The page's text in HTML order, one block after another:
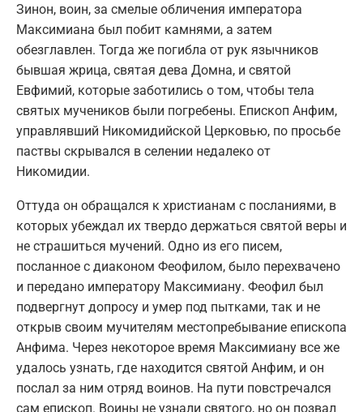
Зинон, воин, за смелые обличения императора
Максимиана был побит камнями, а затем
обезглавлен. Тогда же погибла от рук язычников
бывшая жрица, святая дева Домна, и святой
Евфимий, которые заботились о том, чтобы тела
святых мучеников были погребены. Епископ Анфим,
управлявший Никомидийской Церковью, по просьбе
паствы скрывался в селении недалеко от
Никомидии.
Оттуда он обращался к христианам с посланиями, в
которых убеждал их твердо держаться святой веры и
не страшиться мучений. Одно из его писем,
посланное с диаконом Феофилом, было перехвачено
и передано императору Максимиану. Феофил был
подвергнут допросу и умер под пытками, так и не
открыв своим мучителям местопребывание епископа
Анфима. Через некоторое время Максимиану все же
удалось узнать, где находится святой Анфим, и он
послал за ним отряд воинов. На пути повстречался
сам епископ. Воины не узнали святого, но он позвал